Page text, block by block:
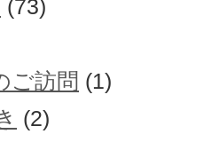
(73)
ご訪問 (1)
(2)